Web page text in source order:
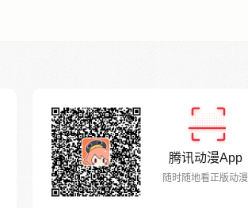
腾讯动漫App
随时随地看正版动漫